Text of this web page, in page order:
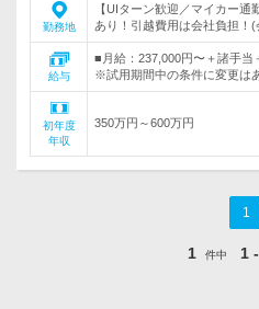
勤務地
【UIターン歓迎／マイカー
あり！引越費用は会社負担！
給与
■月給：237,000円〜＋諸手
※試用期間中の条件に変更は
初年度
年収
350万円～600万円
1
1 件中 1